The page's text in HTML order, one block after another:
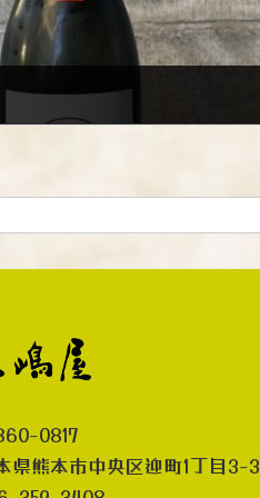
0817
市中央区迎町1丁目3-3